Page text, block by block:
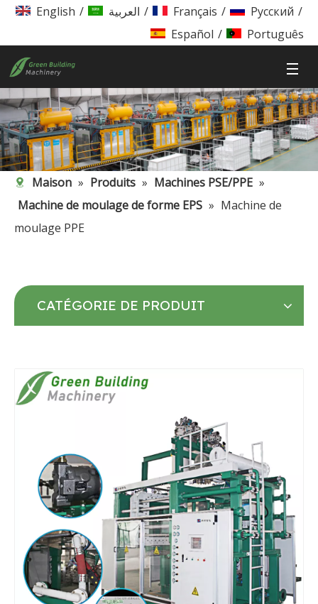
English / العربية / Français / Pусский /
Español / Português
Maison » Produits » Machines PSE/PPE »
Machine de moulage de forme EPS » Machine de
moulage PPE
CATÉGORIE DE PRODUIT